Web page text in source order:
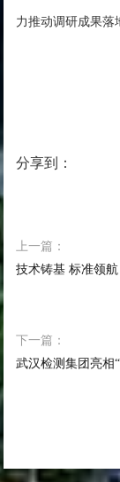
力推动调研成果落
分享到：
上一篇：
下一篇：
武汉检测集团亮相